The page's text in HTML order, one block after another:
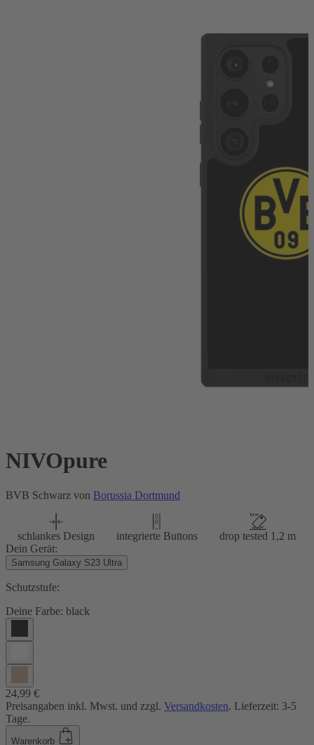
NIVOpure
BVB Schwarz von Borussia Dortmund
schlankes Design integrierte Buttons
drop tested 1,2 m
Dein Gerät:
Samsung Galaxy S23 Ultra
Schutzstufe:
Deine Farbe: black
24,99 €
Preisangaben inkl. Mwst. und zzgl. Versandkosten. Lieferzeit: 3-5
Tage.
Warenkorb